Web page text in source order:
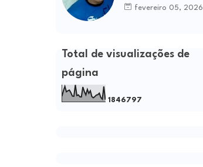
fevereiro 05, 2026
Total de visualizações de
página
1 846797